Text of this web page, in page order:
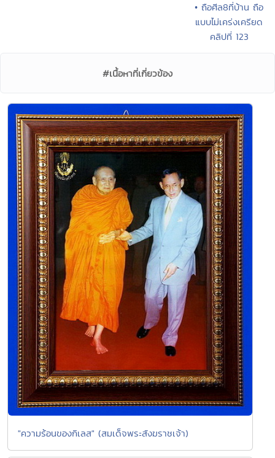
• ถือศีล8ที่บ้าน ถือ
แบบไม่เคร่งเครียด
คลิปที่ 123
#เนื้อหาที่เกี่ยวข้อง
"ความร้อนของกิเลส" (สมเด็จพระสังฆราชเจ้า)